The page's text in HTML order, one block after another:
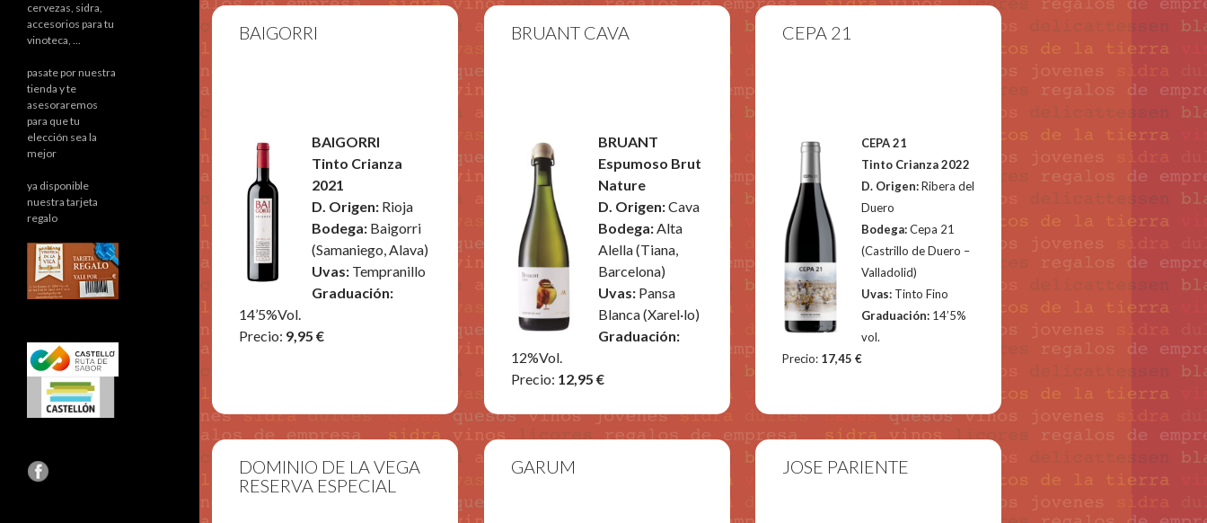
BAIGORRI
BAIGORRI
Tinto Crianza
2021
D. Origen: Rioja
Bodega: Baigorri
(Samaniego, Alava)
Uvas: Tempranillo
Graduación:
14’5%Vol.
Precio: 9,95 €
BRUANT CAVA
BRUANT
Espumoso Brut
Nature
D. Origen:Cava
Bodega:Alta
Alella (Tiana,
Barcelona)
Uvas: Pansa
Blanca (Xarel·lo)
Graduación:
12%Vol.
Precio: 12,95 €
CEPA 21
CEPA 21
Tinto Crianza 2022
D. Origen:Ribera del
Duero
Bodega:Cepa 21
(Castrillo de Duero –
Valladolid)
Uvas: Tinto Fino
Graduación: 14’5%
vol.
Precio: 17,45 €
DOMINIO DE LA VEGA
RESERVA ESPECIAL
GARUM JOSE PARIENTE
cervezas, sidra,
accesorios para tu
vinoteca, ...
pasate por nuestra
tienda y te
asesoraremos
para que tu
elección sea la
mejor
ya disponible
nuestra tarjeta
regalo